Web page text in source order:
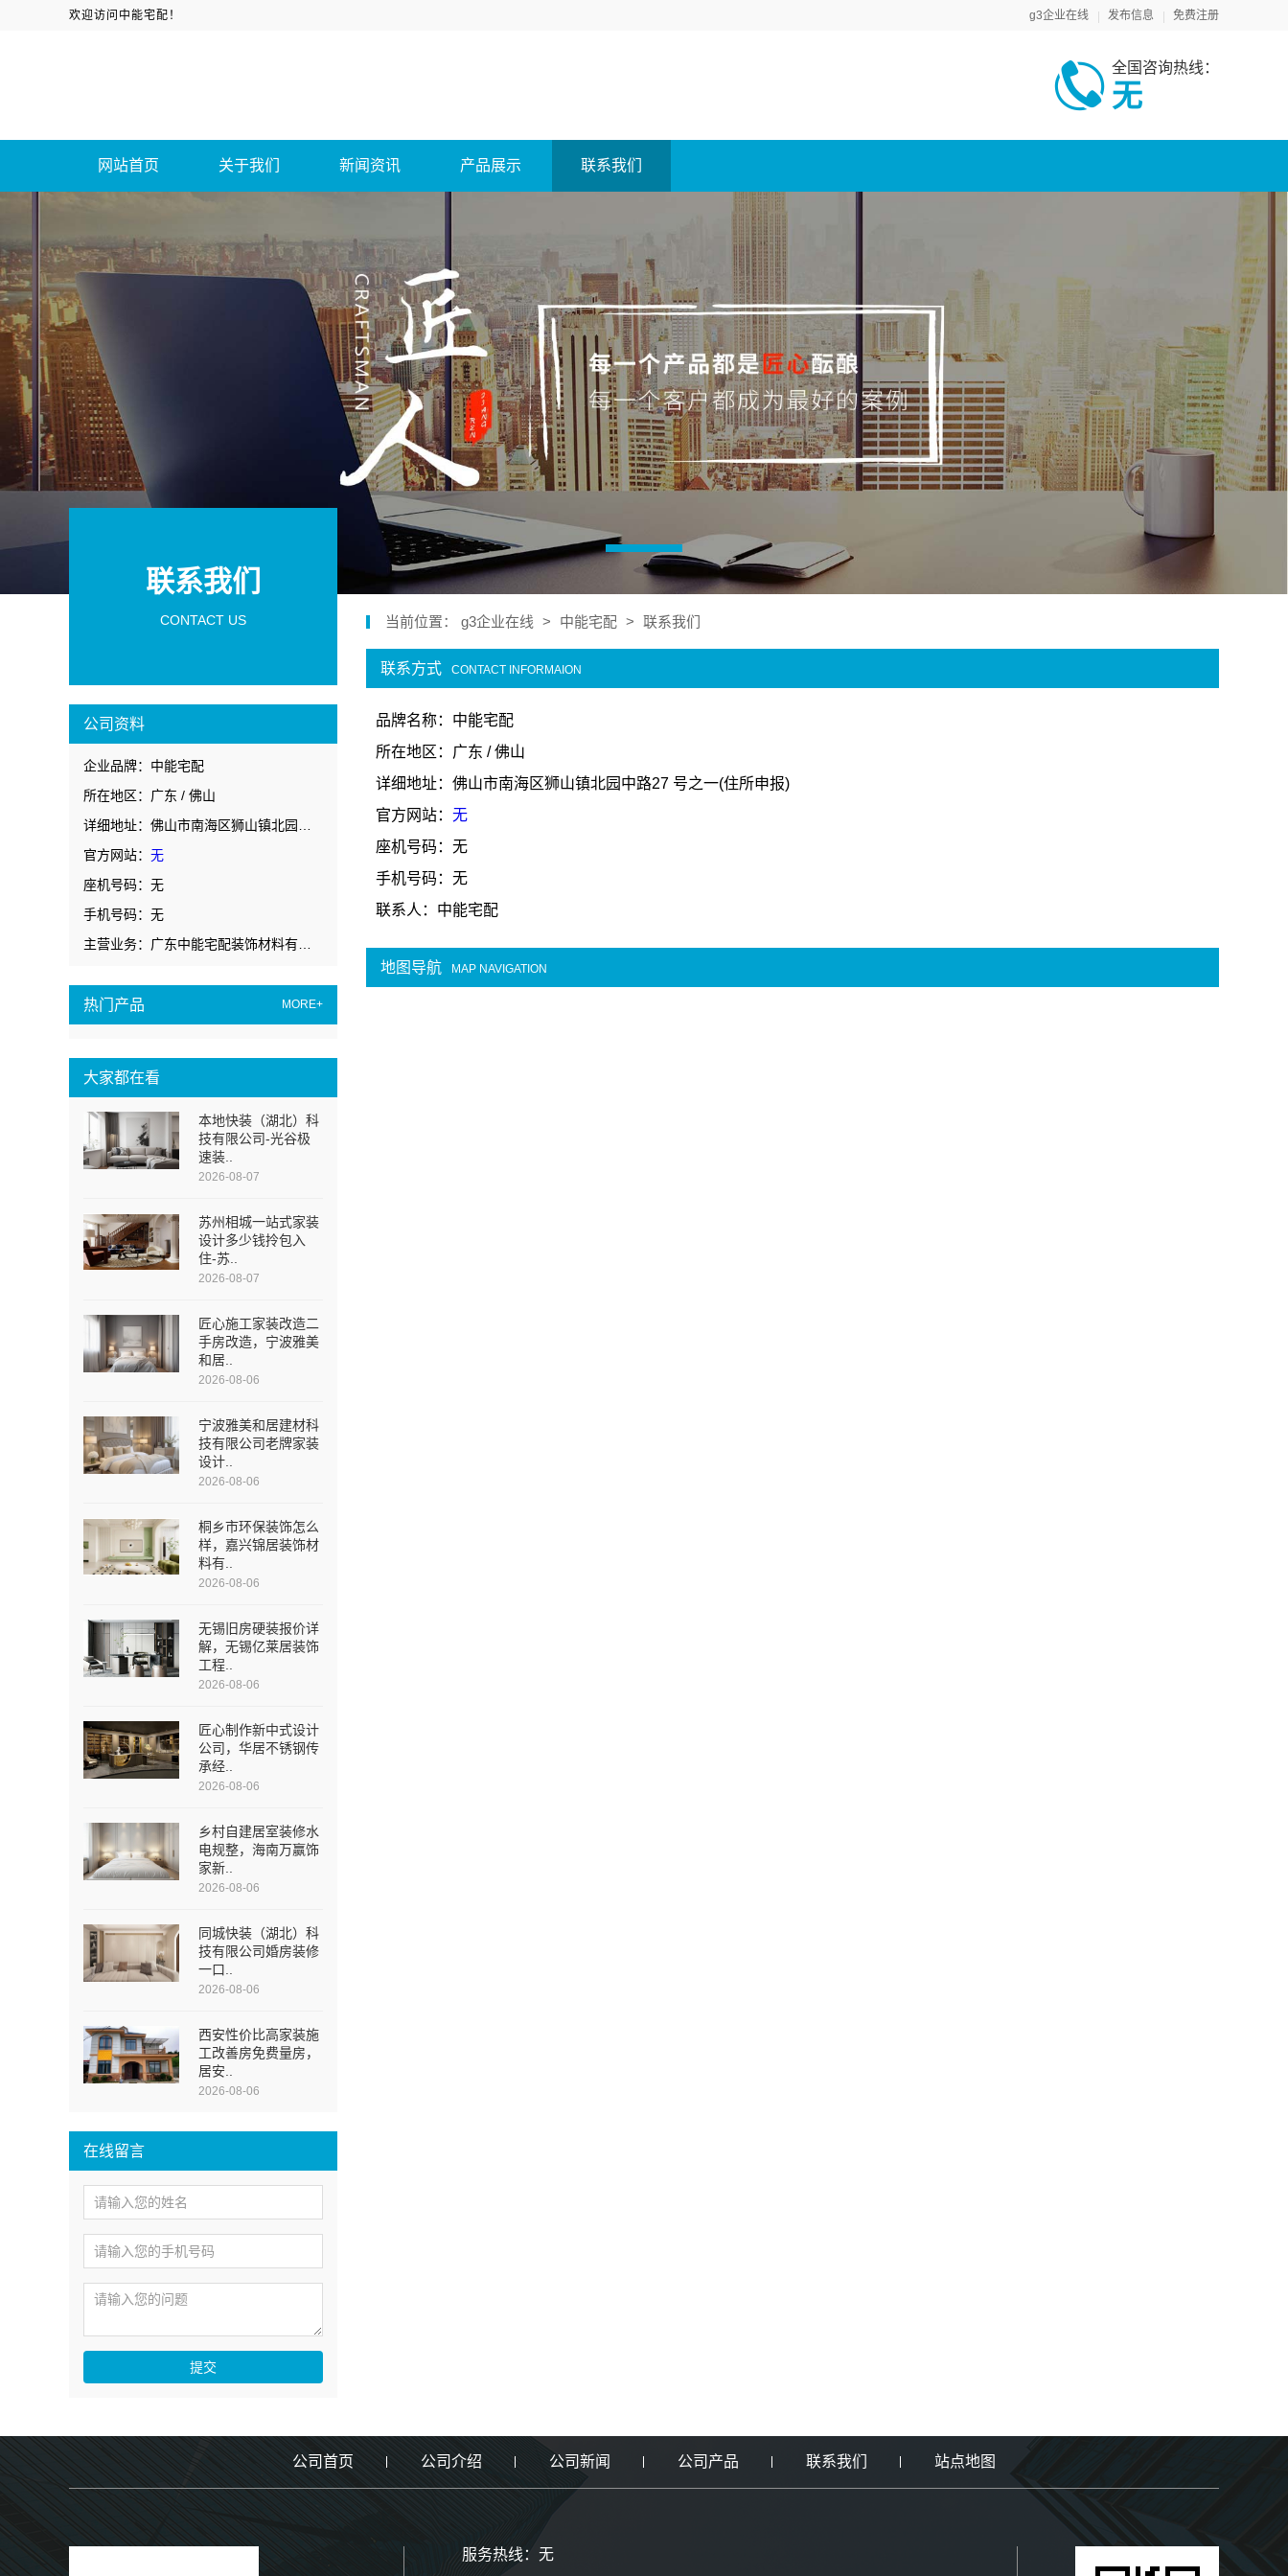
欢迎访问中能宅配！ g3企业在线 发布信息 免费注册
全国咨询热线：
无
网站首页 关于我们 新闻资讯 产品展示 联系我们
联系我们
CONTACT US
公司资料
企业品牌：中能宅配
所在地区：广东 / 佛山
官方网站： 无
座机号码：无
手机号码：无
热门产品 MORE+
大家都在看
本地快装（湖北）科
技有限公司-光谷极
速装..
2026-08-07
苏州相城一站式家装
设计多少钱拎包入
住-苏..
2026-08-07
匠心施工家装改造二
手房改造，宁波雅美
和居..
2026-08-06
宁波雅美和居建材科
技有限公司老牌家装
设计..
2026-08-06
桐乡市环保装饰怎么
样，嘉兴锦居装饰材
料有..
2026-08-06
无锡旧房硬装报价详
解，无锡亿莱居装饰
工程..
2026-08-06
匠心制作新中式设计
公司，华居不锈钢传
承经..
2026-08-06
乡村自建居室装修水
电规整，海南万赢饰
家新..
2026-08-06
同城快装（湖北）科
技有限公司婚房装修
一口..
2026-08-06
西安性价比高家装施
工改善房免费量房，
居安..
2026-08-06
在线留言
提交
当前位置： g3企业在线 > 中能宅配 > 联系我们
联系方式 CONTACT INFORMAION
品牌名称：中能宅配
所在地区：广东 / 佛山
详细地址：佛山市南海区狮山镇北园中路27 号之一(住所申报)
官方网站： 无
座机号码：无
手机号码：无
联系人：中能宅配
地图导航 MAP NAVIGATION
公司首页 公司介绍 公司新闻 公司产品 联系我们 站点地图
服务热线：无